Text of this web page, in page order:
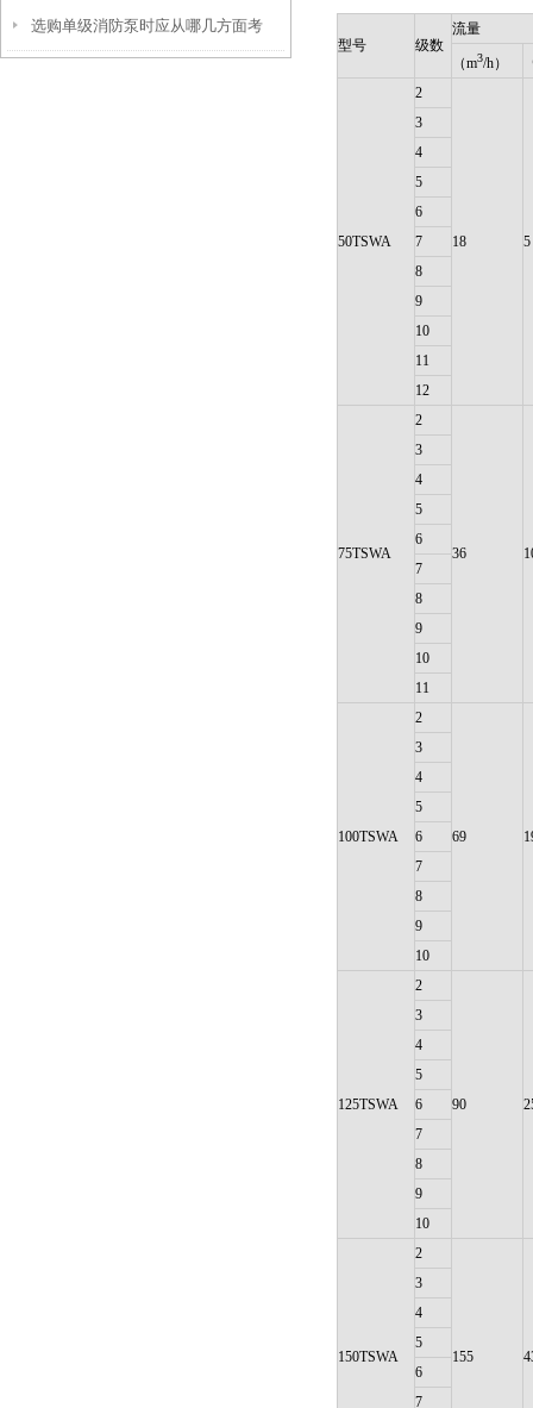
选购单级消防泵时应从哪几方面考
型号 级数
流量
（m3/h）
50TSWA
2
18 5
3
4
5
6
7
8
9
10
11
12
75TSWA
2
36
3
4
5
6
7
8
9
10
11
100TSWA
2
69
3
4
5
6
7
8
9
10
125TSWA
2
90
3
4
5
6
7
8
9
10
150TSWA
2
155
3
4
5
6
7